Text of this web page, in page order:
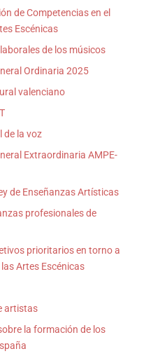
de Competencias en el
Escénicas
de los músicos
Ordinaria 2025
valenciano
de la voz
Extraordinaria AMPE-
de Enseñanzas Artísticas
profesionales de
prioritarios en torno a
Artes Escénicas
artistas
la formación de los